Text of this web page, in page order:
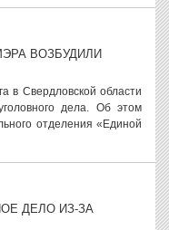
ВОЗБУДИЛИ
в Свердловской области
дела. Об этом
отделения «Единой
ДЕЛО ИЗ-ЗА